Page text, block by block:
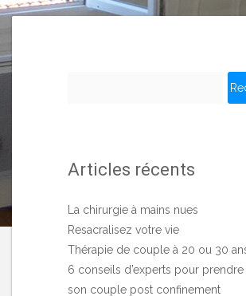
Articles récents
La chirurgie à mains nues
Resacralisez votre vie
Thérapie de couple à 20 ou 30
6 conseils d’experts pour
son couple post confinement